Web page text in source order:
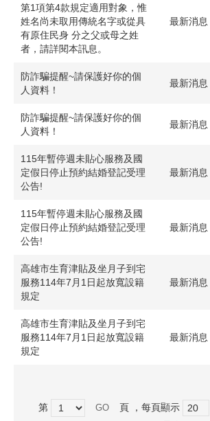
第1項第4款規定適用對象，惟
姓名尚未取用傳統名字或從具
有原住民身 分之父或母之姓
者，請詳閱本訊息。
最新消息
防詐騙提醒~請保護好你的個
人資料！
最新消息
防詐騙提醒~請保護好你的個
人資料！
最新消息
115年暫停週未貼心服務及國
定假日停止預約結婚登記受理
公告!
最新消息
115年暫停週未貼心服務及國
定假日停止預約結婚登記受理
公告!
最新消息
高雄市生育津貼及坐月子到宅
服務114年7月1日起放寬設籍
規定
最新消息
高雄市生育津貼及坐月子到宅
服務114年7月1日起放寬設籍
規定
最新消息
第 頁 ，每頁顯示